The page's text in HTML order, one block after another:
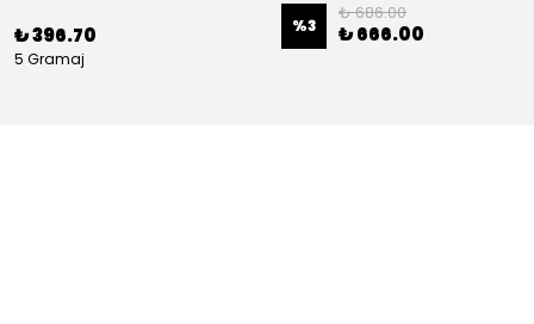
₺ 396.70
5 Gramaj
%3
₺ 686.00
₺ 666.00